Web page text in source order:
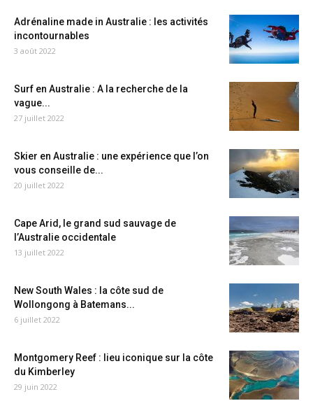
Adrénaline made in Australie : les activités
incontournables
3 août 2022
Surf en Australie : A la recherche de la
vague...
27 juillet 2022
Skier en Australie : une expérience que l’on
vous conseille de...
20 juillet 2022
Cape Arid, le grand sud sauvage de
l’Australie occidentale
13 juillet 2022
New South Wales : la côte sud de
Wollongong à Batemans...
6 juillet 2022
Montgomery Reef : lieu iconique sur la côte
du Kimberley
29 juin 2022